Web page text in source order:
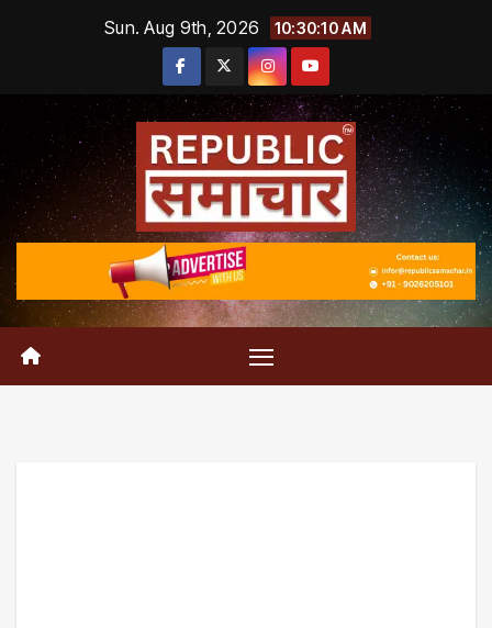
Sun. Aug 9th, 2026 10:30:10 AM